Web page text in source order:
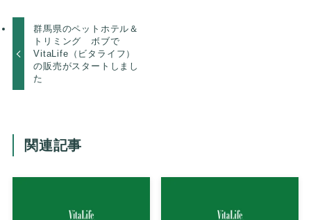
群馬県のペットホテル＆
トリミング ボブで
VitaLife（ビタライフ）
の販売がスタートしまし
た
関連記事